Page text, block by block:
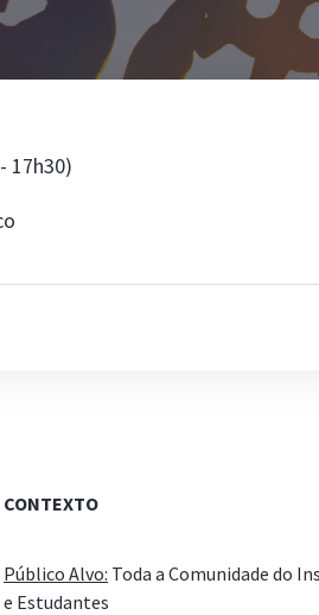
17h30)
CONTEXTO
Público Alvo: Toda a Comunidade do
e Estudantes
Regime Jurídico
Superior - O seu
1ª